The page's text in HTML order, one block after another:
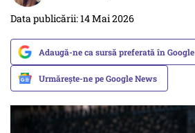
Data publicării: 14 Mai 2026
Adaugă-ne ca sursă preferată în Google
Urmărește-ne pe Google News